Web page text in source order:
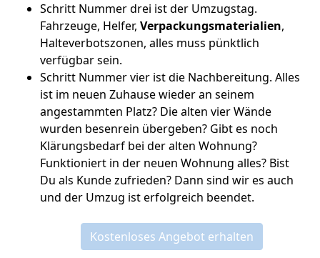
Schritt Nummer drei ist der Umzugstag.
Fahrzeuge, Helfer, Verpackungsmaterialien,
Halteverbotszonen, alles muss pünktlich
verfügbar sein.
Schritt Nummer vier ist die Nachbereitung. Alles
ist im neuen Zuhause wieder an seinem
angestammten Platz? Die alten vier Wände
wurden besenrein übergeben? Gibt es noch
Klärungsbedarf bei der alten Wohnung?
Funktioniert in der neuen Wohnung alles? Bist
Du als Kunde zufrieden? Dann sind wir es auch
und der Umzug ist erfolgreich beendet.
Kostenloses Angebot erhalten